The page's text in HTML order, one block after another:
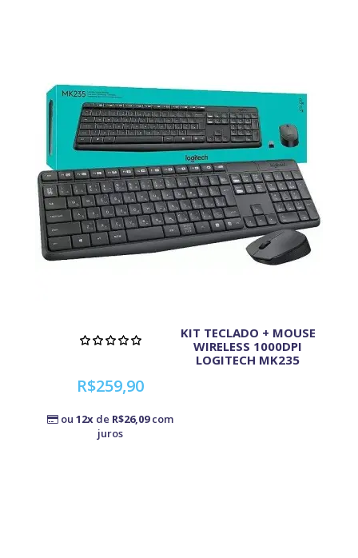
KIT TECLADO + MOUSE
WIRELESS 1000DPI
LOGITECH MK235
R$259,90
ou 12x de R$26,09com
juros